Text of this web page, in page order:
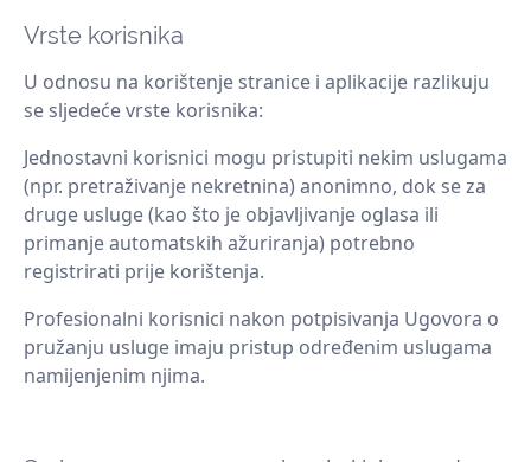
Vrste korisnika
U odnosu na korištenje stranice i aplikacije razlikuju
se sljedeće vrste korisnika:
Jednostavni korisnici mogu pristupiti nekim uslugama
(npr. pretraživanje nekretnina) anonimno, dok se za
druge usluge (kao što je objavljivanje oglasa ili
primanje automatskih ažuriranja) potrebno
registrirati prije korištenja.
Profesionalni korisnici nakon potpisivanja Ugovora o
pružanju usluge imaju pristup određenim uslugama
namijenjenim njima.